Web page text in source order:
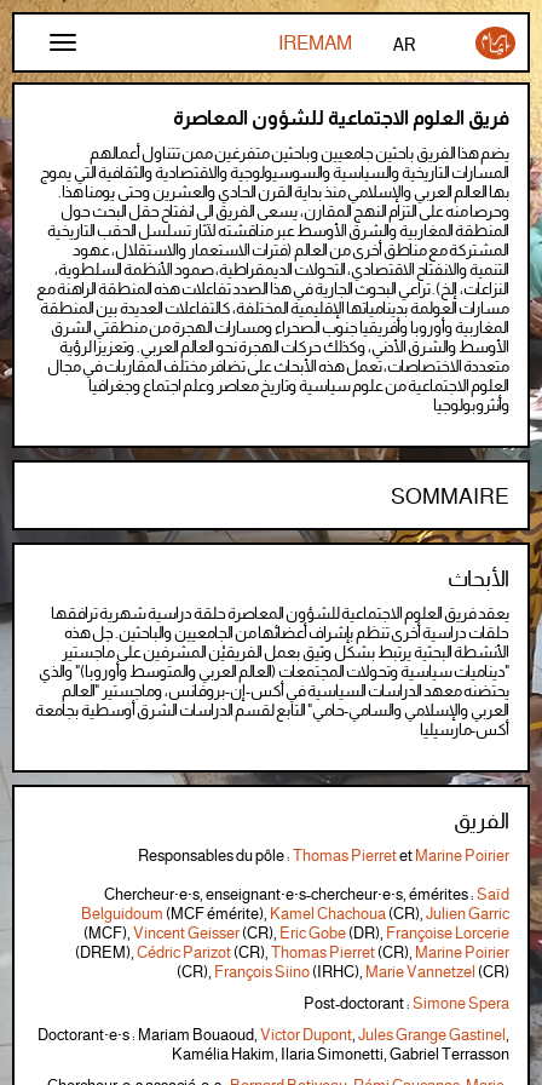
AR
FR
EN
تجاوز إلى المحتوى الرئيسي
فريق العلوم الاجتماعية للشؤون المعاصرة
يضم هذا الفريق باحثين جامعيين وباحثين متفرغين ممن تتناول أعمالهم
المسارات التاريخية والسياسية والسوسيولوجية والاقتصادية والثقافية التي يموج
بها العالم العربي والإسلامي منذ بداية القرن الحادي والعشرين وحتى يومنا هذا.
وحرصا منه على التزام النهج المقارن، يسعى الفريق الى انفتاح حقل البحث حول
المنطقة المغاربية والشرق الأوسط عبر مناقشته لآثار تسلسل الحقب التاريخية
المشتركة مع مناطق أخرى من العالم (فترات الاستعمار والاستقلال، عهود
التنمية والانفتاح الاقتصادي، التحولات الديمقراطية، صمود الأنظمة السلطوية،
النزاعات، إلخ). تراعي البحوث الجارية في هذا الصدد تفاعلات هذه المنطقة الراهنة مع
مسارات العولمة بدينامياتها الإقليمية المختلفة، كالتفاعلات العديدة بين المنطقة
المغاربية وأوروبا وأفريقيا جنوب الصحراء ومسارات الهجرة من منطقتي الشرق
الأوسط والشرق الأدني، وكذلك حركات الهجرة نحو العالم العربي. وتعزيزا لرؤية
متعددة الاختصاصات، تعمل هذه الأبحاث على تضافر مختلف المقاربات في مجال
العلوم الاجتماعية من علوم سياسية وتاريخ معاصر وعلم اجتماع وجغرافيا
وأنثروبولوجيا
SOMMAIRE
الأبحاث
الأبحاث
يعقد فريق العلوم الاجتماعية للشؤون المعاصرة حلقة دراسية شهرية ترافقها
حلقات دراسية أخرى تنظم بإشراف أعضائها من الجامعيين والباحثين. جل هذه
الأنشطة البحثية يرتبط بشكل وثيق بعمل الفريقيْن المشرفين على ماجستير
"ديناميات سياسية وتحولات المجتمعات (العالم العربي والمتوسط وأوروبا)" والذي
يحتضنه معهد الدراسات السياسية في أكس-إن-بروفانس، وماجستير "العالم
العربي والإسلامي والسامي-حامي" التابع لقسم الدراسات الشرق أوسطية بجامعة
أكس-مارسيليا
الفريق
الفريق Responsables du pôle :Thomas PierretetMarine Poirier
Chercheur·e·s, enseignant·e·s-chercheur·e·s, émérites :Saïd
Belguidoum (MCF émérite), Kamel Chachoua(CR),Julien Garric
(MCF),Vincent Geisser(CR), Eric Gobe(DR), Françoise Lorcerie
(DREM),Cédric Parizot(CR),Thomas Pierret(CR), Marine Poirier
(CR), François Siino(IRHC), Marie Vannetzel (CR)
Post-doctorant :Simone Spera
Doctorant·e·s : Mariam Bouaoud,Victor Dupont,Jules Grange Gastinel,
Kamélia Hakim, Ilaria Simonetti,Gabriel Terrasson